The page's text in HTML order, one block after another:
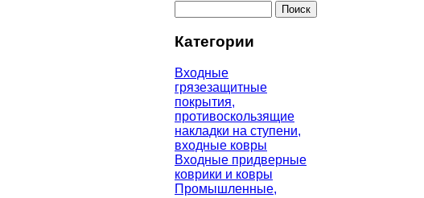
Категории
Входные
грязезащитные
покрытия,
противоскользящие
накладки на ступени,
входные ковры
Входные придверные
коврики и ковры
Промышленные,